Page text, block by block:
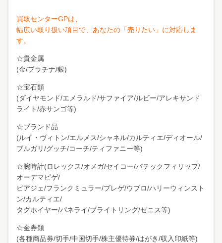
買取センターGPは、
幅広い取り扱い項目で、あなたの「売りたい」に対応しま
す。
☆貴金属
(金/プラチナ/銀)
☆宝石類
(ダイヤモンド/エメラルド/サファイア/ルビー/アレキサンド
ライト/赤サンゴ等)
☆ブランド品
(ルイ・ヴィトン/エルメス/シャネル/カルティエ/ディオール/
ブルガリ/グッチ/コーチ/ティファニー等)
☆腕時計(ロレックス/オメガ/セイコー/パテックフィリップ/
オーデマピゲ/
ピアジェ/フランクミュラー/ブレゲ/ウブロ/ハリーウィンスト
ン/カルティエ/
タグホイヤー/パネライ/ブライトリング/ゼニス等)
☆金券類
(各種商品券/切手/中国切手/株主優待券/はがき/収入印紙等)